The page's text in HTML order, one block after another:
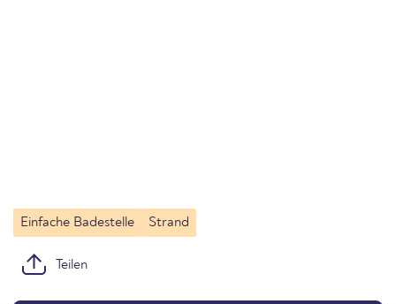
Einfache Badestelle Strand
Teilen